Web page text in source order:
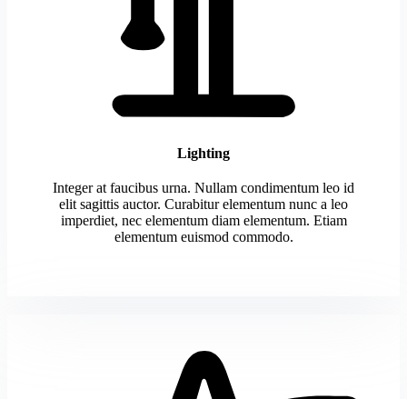
Lighting
Integer at faucibus urna. Nullam condimentum leo id
elit sagittis auctor. Curabitur elementum nunc a leo
imperdiet, nec elementum diam elementum. Etiam
elementum euismod commodo.